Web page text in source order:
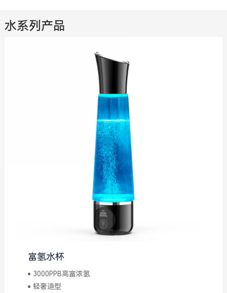
水系列产品
富氢水杯
3000PPB高富浓氢
轻奢造型